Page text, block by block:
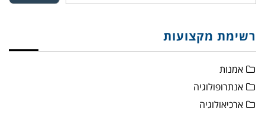
רשימת מקצועות
אמנות
אנתרופולוגיה
ארכיאולוגיה